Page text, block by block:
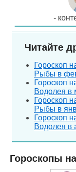
-
Читайте
Гороскоп
Рыбы в
Гороскоп
Водолея в
Гороскоп
Рыбы в
Гороскоп
Водолея в
Гороскопы